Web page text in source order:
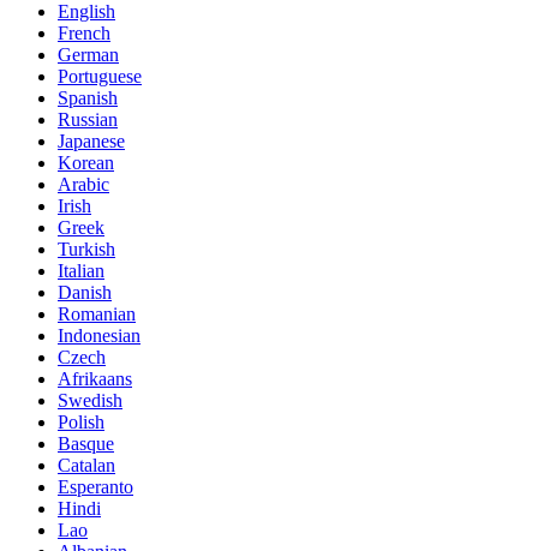
English
French
German
Portuguese
Spanish
Russian
Japanese
Korean
Arabic
Irish
Greek
Turkish
Italian
Danish
Romanian
Indonesian
Czech
Afrikaans
Swedish
Polish
Basque
Catalan
Esperanto
Hindi
Lao